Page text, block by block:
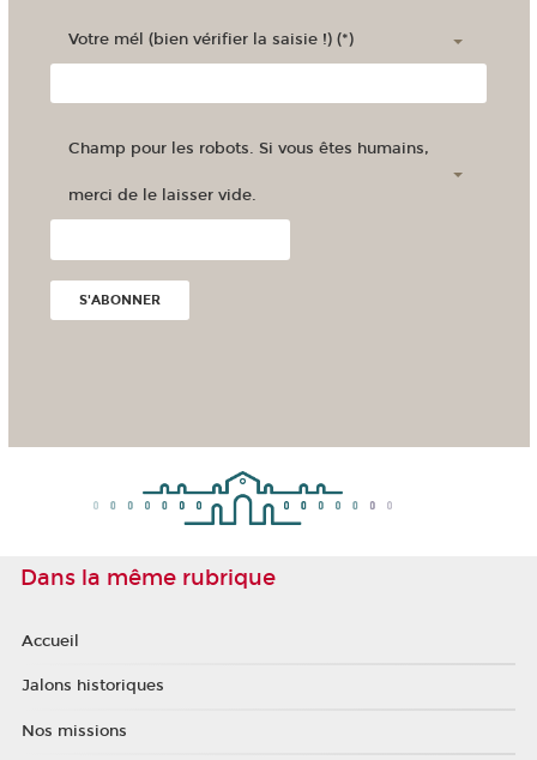
Votre mél (bien vérifier la saisie !) (*)
Champ pour les robots. Si vous êtes humains,
merci de le laisser vide.
Dans la même rubrique
Accueil
Jalons historiques
Nos missions